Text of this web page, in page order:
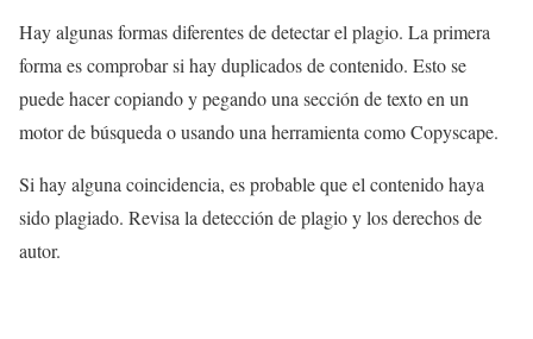
Hay algunas formas diferentes de detectar el plagio. La primera
forma es comprobar si hay duplicados de contenido. Esto se
puede hacer copiando y pegando una sección de texto en un
motor de búsqueda o usando una herramienta como Copyscape.
Si hay alguna coincidencia, es probable que el contenido haya
sido plagiado. Revisa la detección de plagio y los derechos de
autor.